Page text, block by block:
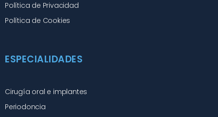
Política de Privacidad
Política de Cookies
ESPECIALIDADES
Cirugía oral e implantes
Periodoncia